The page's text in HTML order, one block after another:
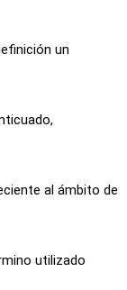
un
al ámbito de
utilizado